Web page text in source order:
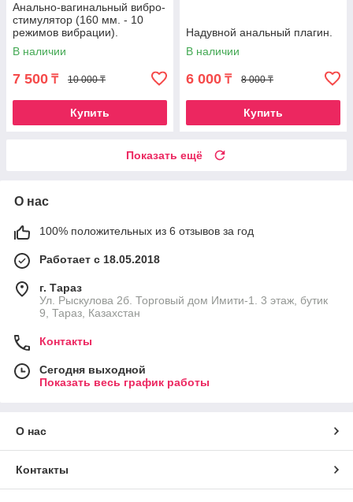
Анально-вагинальный вибро-
стимулятор (160 мм. - 10
режимов вибрации).
В наличии
7 500 ₸ 10 000 ₸
Купить
Надувной анальный плагин.
В наличии
6 000 ₸ 8 000 ₸
Купить
Показать ещё
О нас
100% положительных из 6 отзывов за год
Работает с 18.05.2018
г. Тараз
Ул. Рыскулова 2б. Торговый дом Имити-1. 3 этаж, бутик
9, Тараз, Казахстан
Контакты
Сегодня выходной
Показать весь график работы
О нас
Контакты